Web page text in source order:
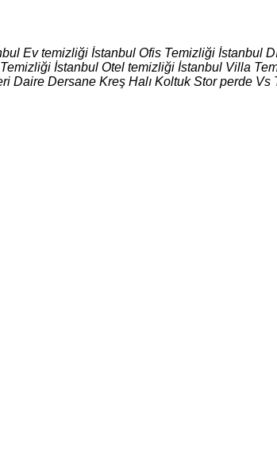
Ev temizliği İstanbul Ofis Temizliği İstanbul
İstanbul Otel temizliği İstanbul Villa
Daire Dersane Kreş Halı Koltuk Stor perde